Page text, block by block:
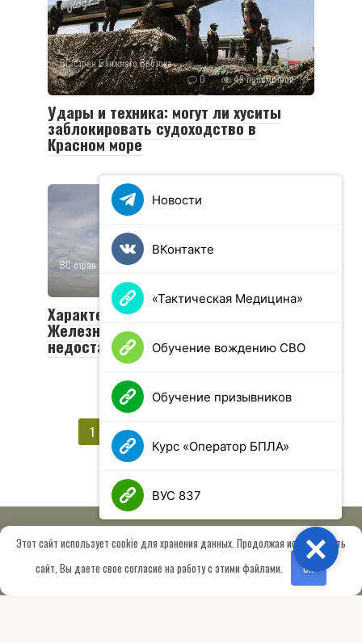
ВС стран Ближнего Востока
0
49 просмотров
Удары и техника: могут ли хуситы
заблокировать судоходство в
Красном море
ВС стран Ближнего Востока
Характеристики и описание ЗРК
Железный купол, эффективность и
недостатки
1 2
© 2026 МОО «Союз ветеранов спецназа ГРУ имени Героя РФ
Шектаева Д.А.»Сведения об образовательной организации
Этот сайт использует cookie для хранения данных. Продолжая использовать
сайт, Вы даете свое согласие на работу с этими файлами.
OK
Новости
ВКонтакте
«Тактическая Медицина»
Обучение вождению СВО
Обучение призывников
Курс «Оператор БПЛА»
ВУС 837
Close